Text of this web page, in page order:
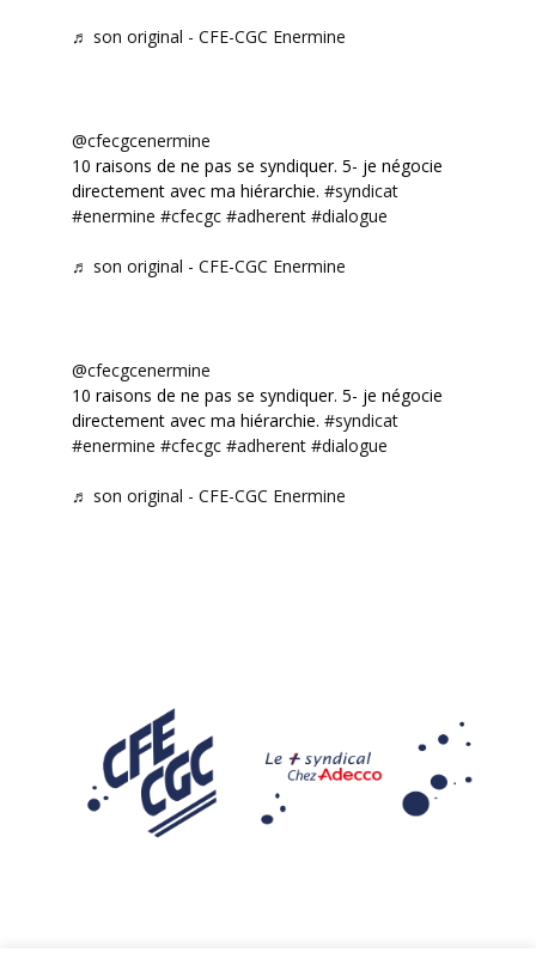
♬ son original - CFE-CGC Enermine
@cfecgcenermine
10 raisons de ne pas se syndiquer. 5- je négocie
directement avec ma hiérarchie. #syndicat
#enermine #cfecgc #adherent #dialogue
♬ son original - CFE-CGC Enermine
@cfecgcenermine
10 raisons de ne pas se syndiquer. 5- je négocie
directement avec ma hiérarchie. #syndicat
#enermine #cfecgc #adherent #dialogue
♬ son original - CFE-CGC Enermine